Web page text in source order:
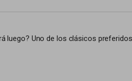
luego? Uno de los clásicos